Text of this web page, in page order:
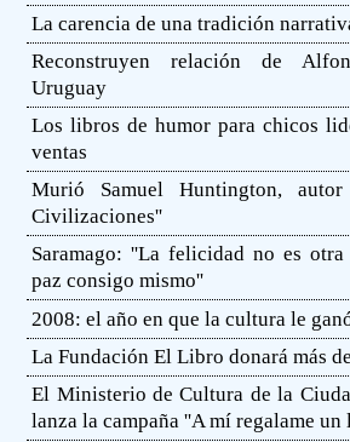
La carencia de una tradición
Reconstruyen relación de
Uruguay
Los libros de humor para chicos
ventas
Murió Samuel Huntington,
Civilizaciones''
Saramago: ''La felicidad no es
paz consigo mismo''
2008: el año en que la cultura le
La Fundación El Libro donará más
El Ministerio de Cultura de la
lanza la campaña ''A mí regalame